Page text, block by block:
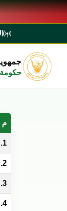
رئيس الوزراء يطلع
حكومة
م
1.
2.
3.
4.